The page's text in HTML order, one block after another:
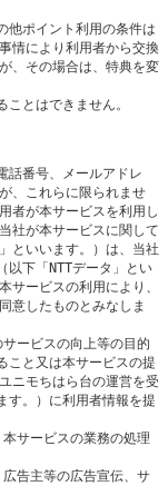
ポイント利用の条件は
情により利用者から交換
、その場合は、特典を変
とはできません。
話番号、メールアドレ
、これらに限られませ
者が本サービスを利用し
社が本サービスに関して
といいます。）は、当社
以下「NTTデータ」とい
サービスの利用により、
意したものとみなしま
ービスの向上等の目的
こと又は本サービスの提
ニモちはら台の運営を受
す。）に利用者情報を提
サービスの業務の処理
告主等の広告宣伝、サ